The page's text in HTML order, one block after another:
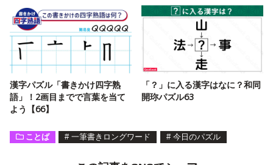
漢字パズル「書きかけ四字熟
語」！2画目までで言葉を当て
よう【66】
「？」に入る漢字はなに？和同
開珎パズル63
ことば # 一筆書きロングワード # 今日のパズル